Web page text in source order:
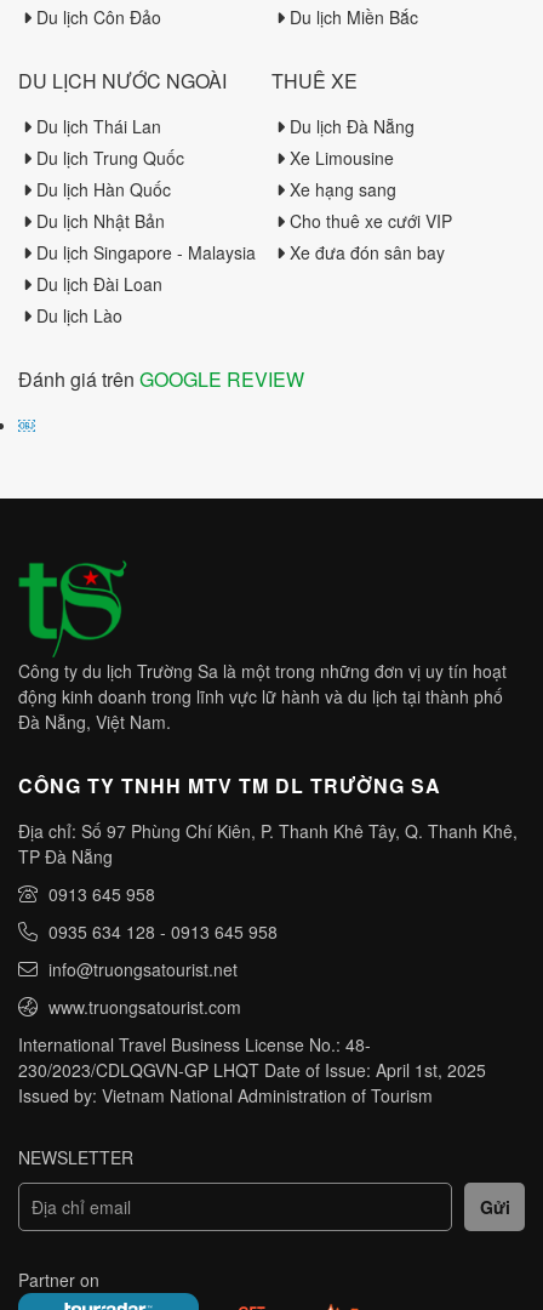
Du lịch Côn Đảo
Du lịch Miền Bắc
DU LỊCH NƯỚC NGOÀI
Du lịch Thái Lan
Du lịch Trung Quốc
Du lịch Hàn Quốc
Du lịch Nhật Bản
Du lịch Singapore - Malaysia
Du lịch Đài Loan
Du lịch Lào
THUÊ XE
Du lịch Đà Nẵng
Xe Limousine
Xe hạng sang
Cho thuê xe cưới VIP
Xe đưa đón sân bay
Đánh giá trên GOOGLE REVIEW
￼
Công ty du lịch Trường Sa là một trong những đơn vị uy tín hoạt
động kinh doanh trong lĩnh vực lữ hành và du lịch tại thành phố
Đà Nẵng, Việt Nam.
CÔNG TY TNHH MTV TM DL TRƯỜNG SA
Địa chỉ: Số 97 Phùng Chí Kiên, P. Thanh Khê Tây, Q. Thanh Khê,
TP Đà Nẵng
0913 645 958
0935 634 128 - 0913 645 958
info@truongsatourist.net
www.truongsatourist.com
International Travel Business License No.: 48-
230/2023/CDLQGVN-GP LHQT Date of Issue: April 1st, 2025
Issued by: Vietnam National Administration of Tourism
NEWSLETTER
Partner on